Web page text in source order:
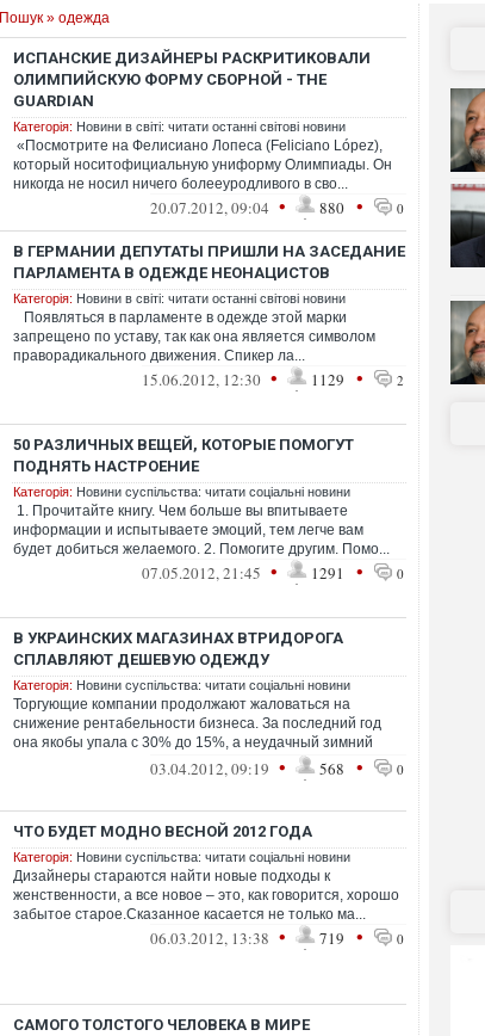
Пошук » одежда
ИСПАНСКИЕ ДИЗАЙНЕРЫ РАСКРИТИКОВАЛИ
ОЛИМПИЙСКУЮ ФОРМУ СБОРНОЙ - THE
GUARDIAN
Категорія: Новини в світі: читати останні світові новини
«Посмотрите на Фелисиано Лопеса (Feliciano López),
который носитофициальную униформу Олимпиады. Он
никогда не носил ничего болееуродливого в сво...
20.07.2012, 09:04 • 880 • 0
В ГЕРМАНИИ ДЕПУТАТЫ ПРИШЛИ НА ЗАСЕДАНИЕ
ПАРЛАМЕНТА В ОДЕЖДЕ НЕОНАЦИСТОВ
Категорія: Новини в світі: читати останні світові новини
Появляться в парламенте в одежде этой марки
запрещено по уставу, так как она является символом
праворадикального движения. Спикер ла...
15.06.2012, 12:30 • 1129 • 2
50 РАЗЛИЧНЫХ ВЕЩЕЙ, КОТОРЫЕ ПОМОГУТ
ПОДНЯТЬ НАСТРОЕНИЕ
Категорія: Новини суспільства: читати соціальні новини
1. Прочитайте книгу. Чем больше вы впитываете
информации и испытываете эмоций, тем легче вам
будет добиться желаемого. 2. Помогите другим. Помо...
07.05.2012, 21:45 • 1291 • 0
В УКРАИНСКИХ МАГАЗИНАХ ВТРИДОРОГА
СПЛАВЛЯЮТ ДЕШЕВУЮ ОДЕЖДУ
Категорія: Новини суспільства: читати соціальні новини
Торгующие компании продолжают жаловаться на
снижение рентабельности бизнеса. За последний год
она якобы упала с 30% до 15%, а неудачный зимний
03.04.2012, 09:19 • 568 • 0
ЧТО БУДЕТ МОДНО ВЕСНОЙ 2012 ГОДА
Категорія: Новини суспільства: читати соціальні новини
Дизайнеры стараются найти новые подходы к
женственности, а все новое – это, как говорится, хорошо
забытое старое.Сказанное касается не только ма...
06.03.2012, 13:38 • 719 • 0
САМОГО ТОЛСТОГО ЧЕЛОВЕКА В МИРЕ